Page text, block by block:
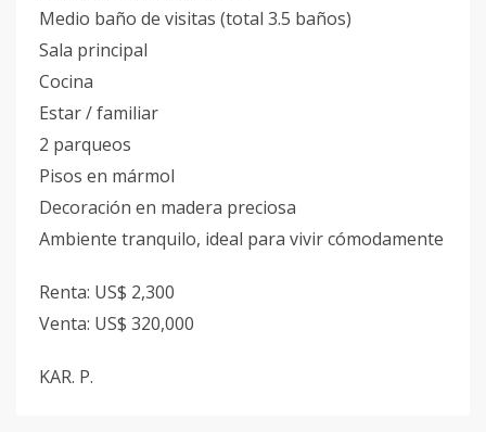
Medio baño de visitas (total 3.5 baños)
Sala principal
Cocina
Estar / familiar
2 parqueos
Pisos en mármol
Decoración en madera preciosa
Ambiente tranquilo, ideal para vivir cómodamente
Renta: US$ 2,300
Venta: US$ 320,000
KAR. P.